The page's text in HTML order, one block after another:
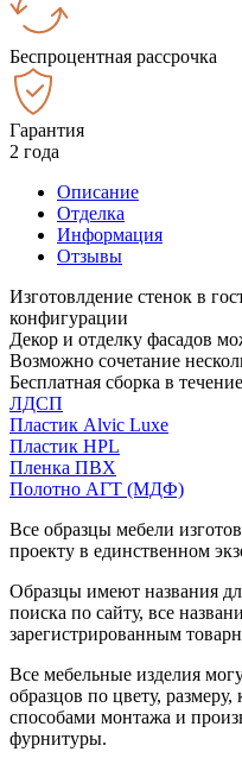
Беспроцентная рассрочка
Гарантия
2 года
Описание
Отделка
Информация
Отзывы
Изготовлдение стенок в
конфигурации
Декор и отделку фасадов
Возможно сочетание
Бесплатная сборка в
ЛДСП
Пластик Alvic Luxe
Пластик HPL
Пленка ПВХ
Полотно АГТ (МДФ)
Все образцы мебели
проекту в единственном
Образцы имеют названия
поиска по сайту, все
зарегистрированным
Все мебельные изделия
образцов по цвету,
способами монтажа и
фурнитуры.